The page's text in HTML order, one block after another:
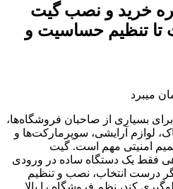
خرید و نصب گیت
تا تنظیم حساسیت و
بسیاری از صاحبان فروشگاه‌ها،
لوازم آرایشی، سوپرمارکت‌ها و
امنیتی مهم است. گیت
فقط یک دستگاه ساده در ورودی
درست انتخاب، نصب و تنظیم
کند، نظم فروشگاه را بالا